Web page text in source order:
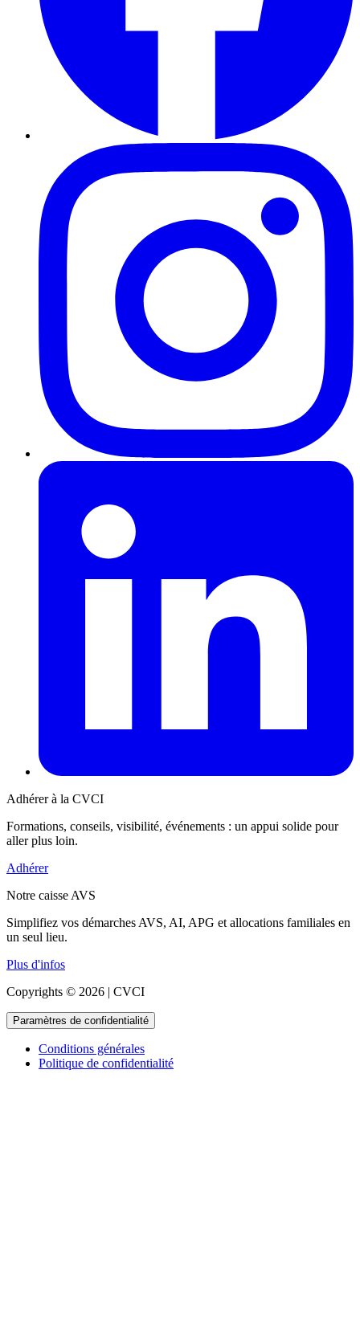
Adhérer à la CVCI
Formations, conseils, visibilité, événements : un appui solide pour
aller plus loin.
Adhérer
Notre caisse AVS
Simplifiez vos démarches AVS, AI, APG et allocations familiales en
un seul lieu.
Plus d'infos
Copyrights © 2026 | CVCI
Paramètres de confidentialité
Conditions générales
Politique de confidentialité